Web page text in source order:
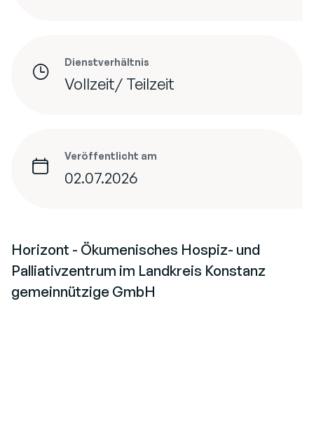
Dienstverhältnis
Vollzeit/ Teilzeit
Veröffentlicht am
02.07.2026
Horizont - Ökumenisches Hospiz- und
Palliativzentrum im Landkreis Konstanz
gemeinnützige GmbH